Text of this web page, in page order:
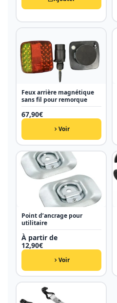
Feux arrière magnétique
sans fil pour remorque
67,90€
Voir
Point d’ancrage pour
utilitaire
À partir de
12,90€
Voir